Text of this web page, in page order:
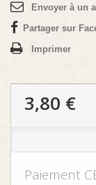
Envoyer à un
Partager sur
Imprimer
3,80 €
Paiement